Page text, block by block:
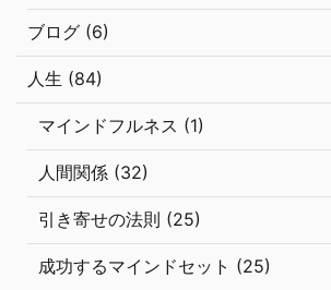
ブログ (6)
人生 (84)
マインドフルネス (1)
人間関係 (32)
引き寄せの法則 (25)
成功するマインドセット (25)